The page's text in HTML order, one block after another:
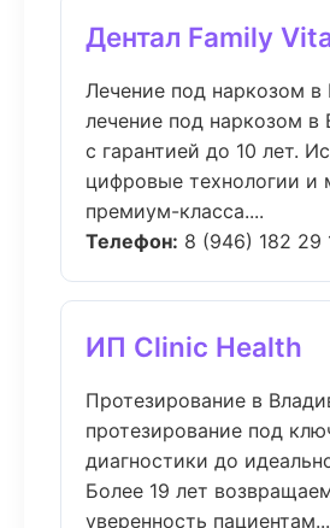
Дентал Family
Лечение под наркозом в
лечение под наркозом в
с гарантией до 10 лет.
цифровые технологии и
премиум-класса....
Телефон: 8 (946) 182 29
ИП Clinic Health
Протезирование в
протезирование под
диагностики до
Более 19 лет
уверенность